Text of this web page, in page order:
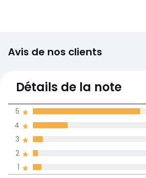
Avis de nos clients
4,4
moyenne des
dans toutes les
5
Détails de la note
1
2
3
4
5